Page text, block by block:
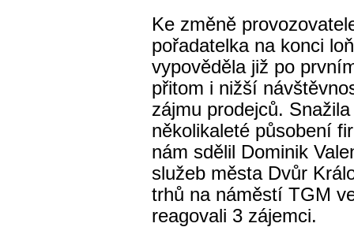
Ke změně
pořadatelka na konci
vypověděla již po
přitom i nižší
zájmu prodejců.
několikaleté působení
nám sdělil Dominik
služeb města Dvůr
trhů na náměstí TGM
reagovali 3 zájemci.